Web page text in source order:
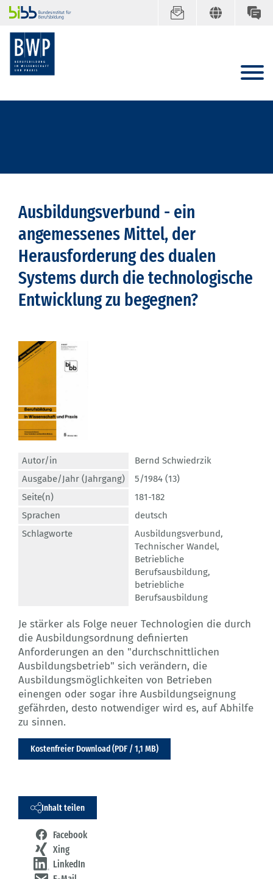
Ausbildungsverbund - ein
angemessenes Mittel, der
Herausforderung des dualen
Systems durch die technologische
Entwicklung zu begegnen?
Autor/in
Bernd Schwiedrzik
Ausgabe/Jahr (Jahrgang)
5/1984 (13)
Seite(n)
181-182
Sprachen
deutsch
Schlagworte
Ausbildungsverbund,
Technischer Wandel,
Betriebliche
Berufsausbildung,
betriebliche
Berufsausbildung
Je stärker als Folge neuer Technologien die durch
die Ausbildungsordnung definierten
Anforderungen an den "durchschnittlichen
Ausbildungsbetrieb" sich verändern, die
Ausbildungsmöglichkeiten von Betrieben
einengen oder sogar ihre Ausbildungseignung
gefährden, desto notwendiger wird es, auf Abhilfe
zu sinnen.
Kostenfreier Download (PDF / 1,1 MB)
Inhalt teilen
Facebook
Xing
LinkedIn